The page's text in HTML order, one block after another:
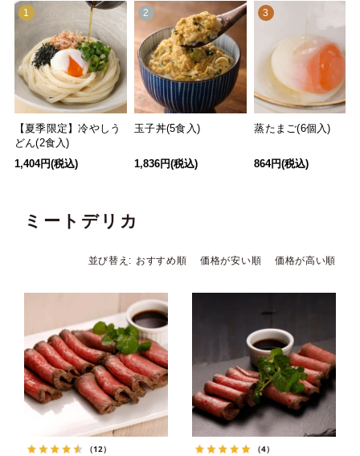
1
【夏季限定】冷やしう
どん(2食入)
1,404円(税込)
2
玉子丼(5食入)
1,836円(税込)
3
蒸たまご(6個入)
864円(税込)
ミートデリカ
並び替え おすすめ順 価格が安い順 価格が高い順
（12） （4）